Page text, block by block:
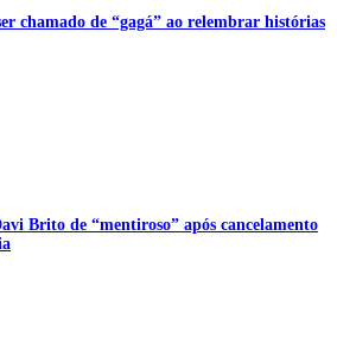
chamado de “gagá” ao relembrar histórias
Brito de “mentiroso” após cancelamento